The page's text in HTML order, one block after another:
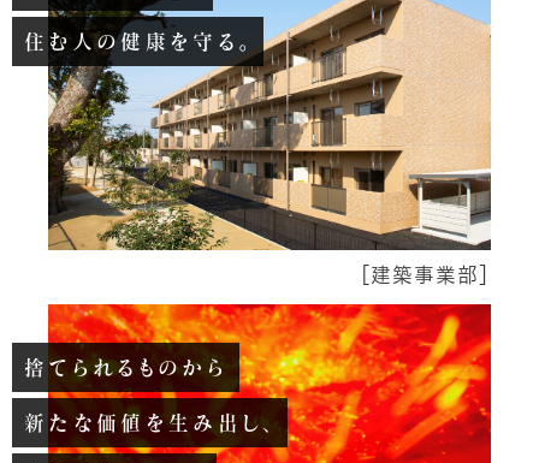
住む人の健康を守る。
建築事業部
捨てられるものから
新たな価値を生み出し、